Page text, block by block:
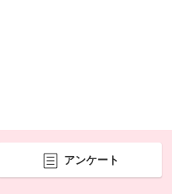
アンケート